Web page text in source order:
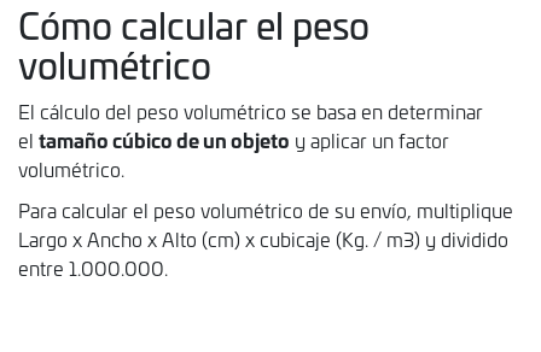
Cómo calcular el peso
volumétrico
El cálculo del peso volumétrico se basa en determinar
el tamaño cúbico de un objeto y aplicar un factor
volumétrico.
Para calcular el peso volumétrico de su envío, multiplique
Largo x Ancho x Alto (cm) x cubicaje (Kg. / m3) y dividido
entre 1.000.000.